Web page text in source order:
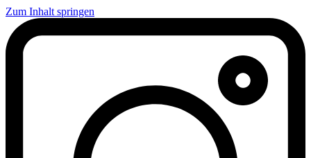
Zum Inhalt springen